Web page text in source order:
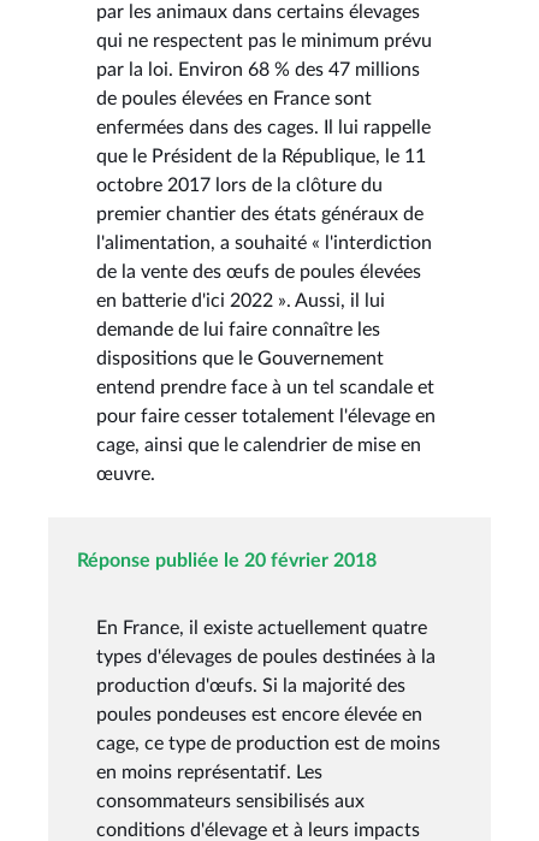
par les animaux dans certains élevages
qui ne respectent pas le minimum prévu
par la loi. Environ 68 % des 47 millions
de poules élevées en France sont
enfermées dans des cages. Il lui rappelle
que le Président de la République, le 11
octobre 2017 lors de la clôture du
premier chantier des états généraux de
l'alimentation, a souhaité « l'interdiction
de la vente des œufs de poules élevées
en batterie d'ici 2022 ». Aussi, il lui
demande de lui faire connaître les
dispositions que le Gouvernement
entend prendre face à un tel scandale et
pour faire cesser totalement l'élevage en
cage, ainsi que le calendrier de mise en
œuvre.
Réponse publiée le 20 février 2018
En France, il existe actuellement quatre
types d'élevages de poules destinées à la
production d'œufs. Si la majorité des
poules pondeuses est encore élevée en
cage, ce type de production est de moins
en moins représentatif. Les
consommateurs sensibilisés aux
conditions d'élevage et à leurs impacts